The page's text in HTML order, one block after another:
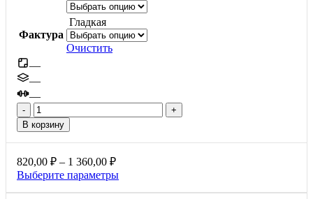
Фактура
Гладкая
Очистить
—
—
—
Количество
товара
Паркет,
40мм
В корзину
820,00 ₽ – 1 360,00 ₽Диапазон
цен:
Выберите параметрыЭтот